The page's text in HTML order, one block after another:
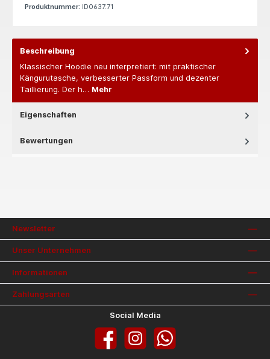
Produktnummer: ID0637.71
Beschreibung
Klassischer Hoodie neu interpretiert: mit praktischer
Kängurutasche, verbesserter Passform und dezenter
Taillierung. Der h… Mehr
Eigenschaften
Bewertungen
Newsletter
Unser Unternehmen
Informationen
Zahlungsarten
Social Media
Facebook InstagramWhatsApp